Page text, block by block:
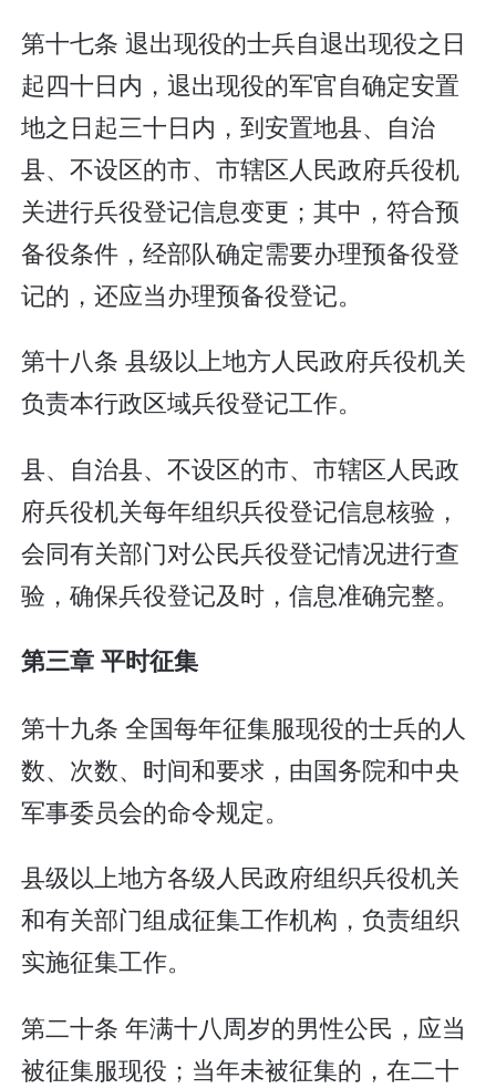
第十七条 退出现役的士兵自退出现役之日
起四十日内，退出现役的军官自确定安置
地之日起三十日内，到安置地县、自治
县、不设区的市、市辖区人民政府兵役机
关进行兵役登记信息变更；其中，符合预
备役条件，经部队确定需要办理预备役登
记的，还应当办理预备役登记。
第十八条 县级以上地方人民政府兵役机关
负责本行政区域兵役登记工作。
县、自治县、不设区的市、市辖区人民政
府兵役机关每年组织兵役登记信息核验，
会同有关部门对公民兵役登记情况进行查
验，确保兵役登记及时，信息准确完整。
第三章 平时征集
第十九条 全国每年征集服现役的士兵的人
数、次数、时间和要求，由国务院和中央
军事委员会的命令规定。
县级以上地方各级人民政府组织兵役机关
和有关部门组成征集工作机构，负责组织
实施征集工作。
第二十条 年满十八周岁的男性公民，应当
被征集服现役；当年未被征集的，在二十